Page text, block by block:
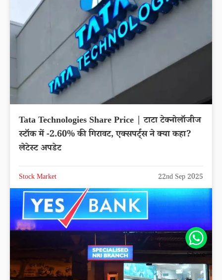
Tata Technologies Share Price | टाटा टेक्नोलॉजीज
स्टॉक में -2.60% की गिरावट, एक्सपर्ट्स ने क्या कहा?
लेटेस्ट अपडेट
Stock Market 22nd Sep 2025
Share